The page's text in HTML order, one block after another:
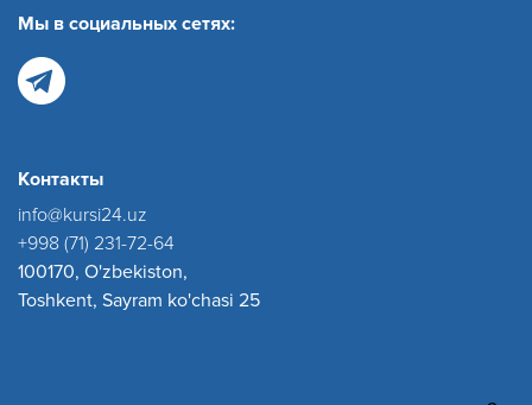
Мы в социальных сетях:
Контакты
info@kursi24.uz
+998 (71) 231-72-64
100170, O'zbekiston,
Toshkent, Sayram ko'chasi 25